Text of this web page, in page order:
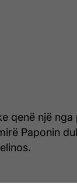
qenë një
Paponin